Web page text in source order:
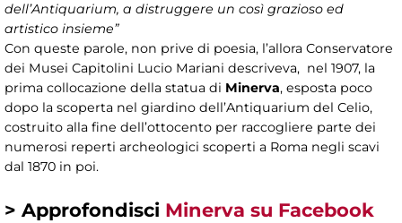
dell’Antiquarium, a distruggere un così grazioso ed
artistico insieme”
Con queste parole, non prive di poesia, l’allora Conservatore
dei Musei Capitolini Lucio Mariani descriveva, nel 1907, la
prima collocazione della statua di Minerva, esposta poco
dopo la scoperta nel giardino dell’Antiquarium del Celio,
costruito alla fine dell’ottocento per raccogliere parte dei
numerosi reperti archeologici scoperti a Roma negli scavi
dal 1870 in poi.
> Approfondisci Minerva su Facebook